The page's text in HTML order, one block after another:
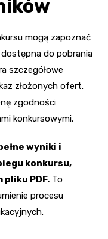
mogą zapoznać
do pobrania
szczegółowe
złożonych ofert.
zgodności
konkursowymi.
wyniki i
konkursu,
PDF. To
procesu